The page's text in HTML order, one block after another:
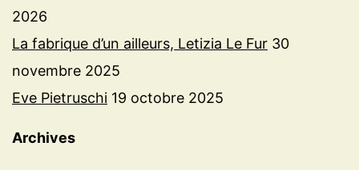
2026
La fabrique d’un ailleurs, Letizia Le Fur 30
novembre 2025
Eve Pietruschi 19 octobre 2025
Archives